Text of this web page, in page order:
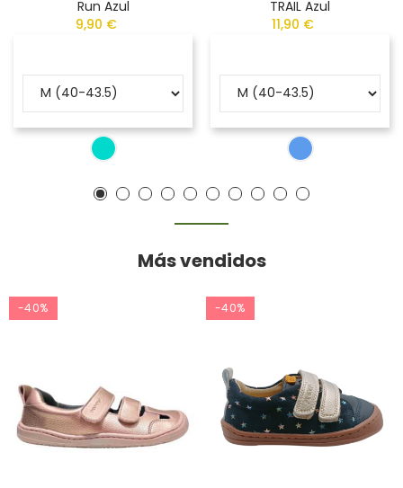
Run Azul
9,90 €
TRAIL Azul
11,90 €
Más vendidos
-40% -40%